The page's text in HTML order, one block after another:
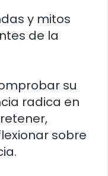
y mitos
de la
su
radica en
sobre